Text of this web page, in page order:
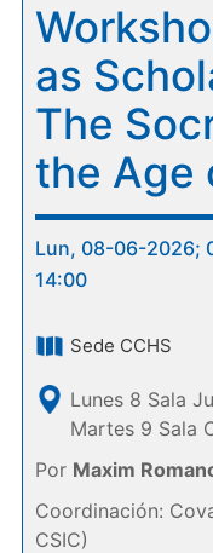
as
The
the Age
Lun, 08-06-2026;
14:00
Sede CCHS
Lunes 8 Sala
Martes 9 Sala
Por Maxim
Coordinación:
CSIC)